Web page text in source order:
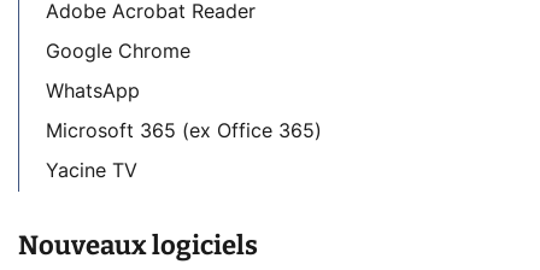
Adobe Acrobat Reader
Google Chrome
WhatsApp
Microsoft 365 (ex Office 365)
Yacine TV
Nouveaux logiciels